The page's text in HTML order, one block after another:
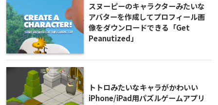
スヌーピーのキャラクターみたいな
アバターを作成してプロフィール画
像をダウンロードできる「Get
Peanutized」
トトロみたいなキャラがかわいい
iPhone/iPad用パズルゲームアプリ